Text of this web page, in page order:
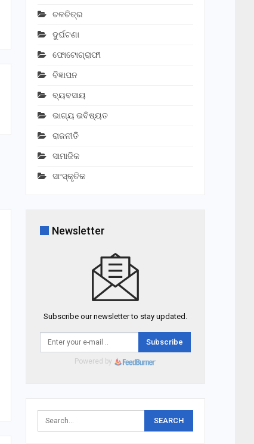
ଚଳଚିତ୍ର
ଦୁର୍ଘଟଣା
ଫୋଟୋଗ୍ରାଫୀ
ବିଜ୍ଞାପନ
ବ୍ୟବସାୟ
ଭାଗ୍ୟ ଭବିଷ୍ୟତ
ରାଜନୀତି
ସାମାଜିକ
ସାଂସ୍କୃତିକ
Newsletter
Subscribe our newsletter to stay updated.
Subscribe
Powered by